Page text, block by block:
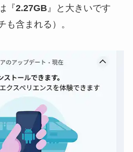
『2.27GB』と大きいです
も含まれる）。